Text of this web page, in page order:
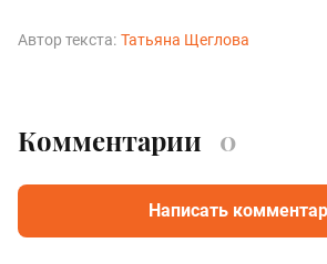
Автор текста: Татьяна Щеглова
Комментарии 0
Написать